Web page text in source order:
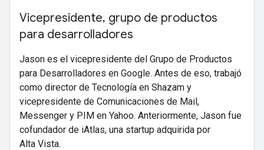
Vicepresidente, grupo de productos
para desarrolladores
Jason es el vicepresidente del Grupo de Productos
para Desarrolladores en Google. Antes de eso, trabajó
como director de Tecnología en Shazam y
vicepresidente de Comunicaciones de Mail,
Messenger y PIM en Yahoo. Anteriormente, Jason fue
cofundador de iAtlas, una startup adquirida por
Alta Vista.